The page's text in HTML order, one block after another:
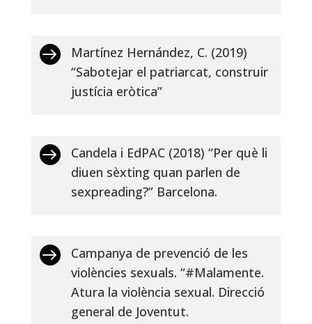

Martínez Hernández, C. (2019)
“Sabotejar el patriarcat, construir
justícia eròtica”

Candela i EdPAC (2018) “Per què li
diuen sèxting quan parlen de
sexpreading?” Barcelona.

Campanya de prevenció de les
violències sexuals. “#Malamente.
Atura la violència sexual. Direcció
general de Joventut.